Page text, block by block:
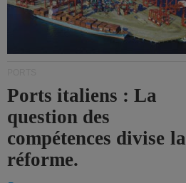
Ports italiens : La
question des
compétences divise la
réforme.